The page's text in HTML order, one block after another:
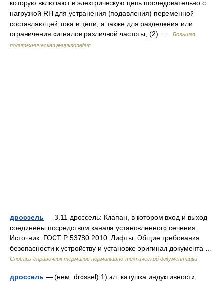
которую включают в электрическую цепь последовательно с
нагрузкой RH для устранения (подавления) переменной
составляющей тока в цепи, а также для разделения или
ограничения сигналов различной частоты; (2) …
Большая
политехническая энциклопедия
дроссель — 3.11 дроссель: Клапан, в котором вход и выход
соединены посредством канала установленного сечения.
Источник: ГОСТ Р 53780 2010: Лифты. Общие требования
безопасности к устройству и установке оригинал документа …
Словарь-справочник терминов нормативно-технической документации
дроссель — (нем. drossel) 1) ал. катушка индуктивности,